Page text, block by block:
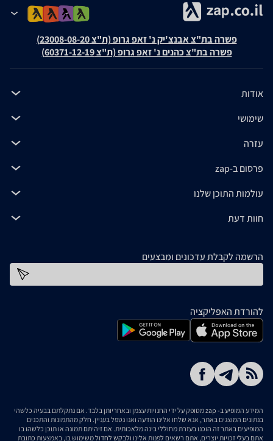
פשרה בת"צ אבנצ'יק נ' זאפ גרופ (ת"צ 23008-08-20)
פשרה בת"צ כהנים נ' זאפ גרופ (ת"צ 60371-12-19)
אודות
שימושי
עזרה
פרסום ב-zap
עולמות התוכן שלנו
חוות דעת
הרשמה לקבלת עדכונים ומבצעים
להורדת האפליקציה
המידע המופיע ב- zap מסופק על ידי החנויות עצמן ובאחריותן בלבד. אם נתקלתם בבעיה כלשהי
בנתונים המוצגים באתר, אנא שלחו אלינו הודעה ואנו נטפל בעניין. חלק מהתמונות והתכנים
המופיעים באתר זה הוכנו בעזרת מחוללי בינה מלאכותית. אם זיהיתם תמונה או תוכן כלשהו בו
אתם בעלי זכויות יוצרים, אתם רשאים לפנות אלינו ולבקש לחדול משימוש בו, באמצעות כתובת